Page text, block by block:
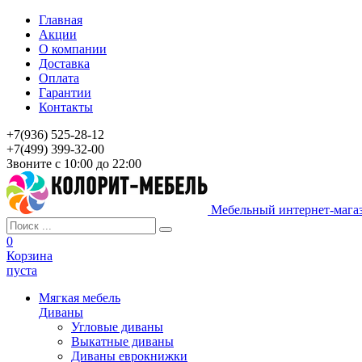
Главная
Акции
О компании
Доставка
Оплата
Гарантии
Контакты
+7(936) 525-28-12
+7(499) 399-32-00
Звоните с 10:00 до 22:00
Мебельный интернет-
0
Корзина
пуста
Мягкая мебель
Диваны
Угловые диваны
Выкатные диваны
Диваны еврокнижки